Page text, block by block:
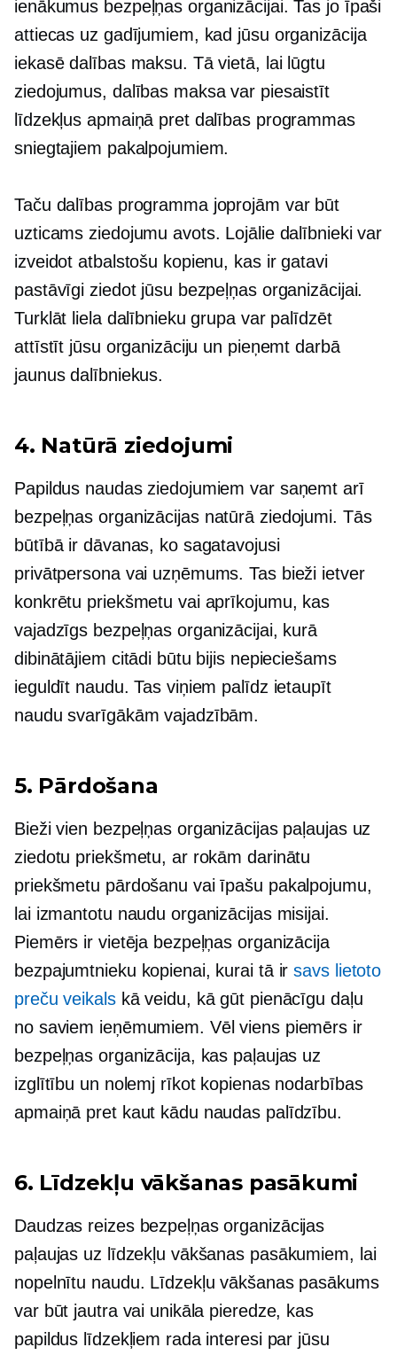
ienākumus bezpeļņas organizācijai. Tas jo īpaši
attiecas uz gadījumiem, kad jūsu organizācija
iekasē dalības maksu. Tā vietā, lai lūgtu
ziedojumus, dalības maksa var piesaistīt
līdzekļus apmaiņā pret dalības programmas
sniegtajiem pakalpojumiem.
Taču dalības programma joprojām var būt
uzticams ziedojumu avots. Lojālie dalībnieki var
izveidot atbalstošu kopienu, kas ir gatavi
pastāvīgi ziedot jūsu bezpeļņas organizācijai.
Turklāt liela dalībnieku grupa var palīdzēt
attīstīt jūsu organizāciju un pieņemt darbā
jaunus dalībniekus.
4. Natūrā ziedojumi
Papildus naudas ziedojumiem var saņemt arī
bezpeļņas organizācijas natūrā ziedojumi. Tās
būtībā ir dāvanas, ko sagatavojusi
privātpersona vai uzņēmums. Tas bieži ietver
konkrētu priekšmetu vai aprīkojumu, kas
vajadzīgs bezpeļņas organizācijai, kurā
dibinātājiem citādi būtu bijis nepieciešams
ieguldīt naudu. Tas viņiem palīdz ietaupīt
naudu svarīgākām vajadzībām.
5. Pārdošana
Bieži vien bezpeļņas organizācijas paļaujas uz
ziedotu priekšmetu, ar rokām darinātu
priekšmetu pārdošanu vai īpašu pakalpojumu,
lai izmantotu naudu organizācijas misijai.
Piemērs ir vietēja bezpeļņas organizācija
bezpajumtnieku kopienai, kurai tā irsavs lietoto
preču veikalskā veidu, kā gūt pienācīgu daļu
no saviem ieņēmumiem. Vēl viens piemērs ir
bezpeļņas organizācija, kas paļaujas uz
izglītību un nolemj rīkot kopienas nodarbības
apmaiņā pret kaut kādu naudas palīdzību.
6. Līdzekļu vākšanas pasākumi
Daudzas reizes bezpeļņas organizācijas
paļaujas uz līdzekļu vākšanas pasākumiem, lai
nopelnītu naudu. Līdzekļu vākšanas pasākums
var būt jautra vai unikāla pieredze, kas
papildus līdzekļiem rada interesi par jūsu